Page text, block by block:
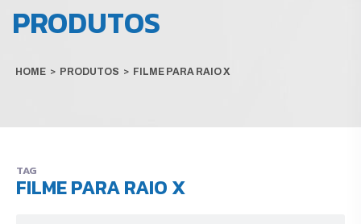
PRODUTOS
HOME > PRODUTOS > FILME PARA RAIO X
TAG
FILME PARA RAIO X